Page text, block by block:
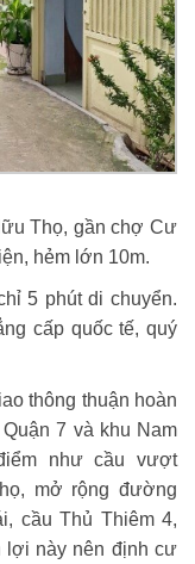
Thọ, gần chợ Cư
hẻm lớn 10m.
5 phút di chuyển.
cấp quốc tế, quý
thông thuận hoàn
7 và khu Nam
như cầu vượt
mở rộng đường
cầu Thủ Thiêm 4,
này nên định cư